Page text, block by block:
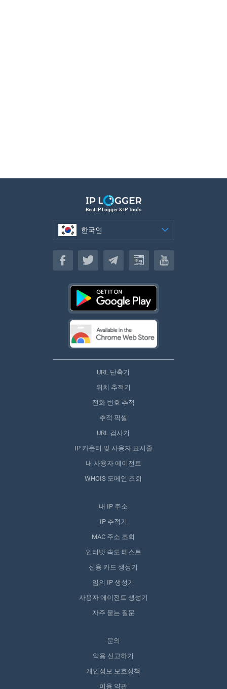
Best IP Logger & IP Tools
한국인
한국인
URL 단축기
위치 추적기
전화 번호 추적
추적 픽셀
URL 검사기
IP 카운터 및 사용자 표시줄
내 사용자 에이전트
WHOIS 도메인 조회
내 IP 주소
IP 추적기
MAC 주소 조회
인터넷 속도 테스트
신용 카드 생성기
임의 IP 생성기
사용자 에이전트 생성기
자주 묻는 질문
문의
악용 신고하기
개인정보 보호정책
이용 약관